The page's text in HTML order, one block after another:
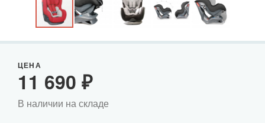
ЦЕНА
11 690 ₽
В наличии на складе